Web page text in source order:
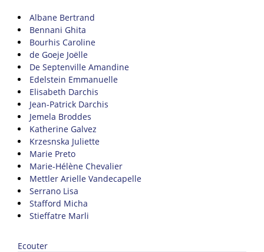
Albane Bertrand
Bennani Ghita
Bourhis Caroline
de Goeje Joëlle
De Septenville Amandine
Edelstein Emmanuelle
Elisabeth Darchis
Jean-Patrick Darchis
Jemela Broddes
Katherine Galvez
Krzesnska Juliette
Marie Preto
Marie-Hélène Chevalier
Mettler Arielle Vandecapelle
Serrano Lisa
Stafford Micha
Stieffatre Marli
Ecouter